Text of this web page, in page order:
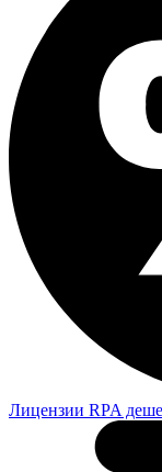
Лицензии RPA